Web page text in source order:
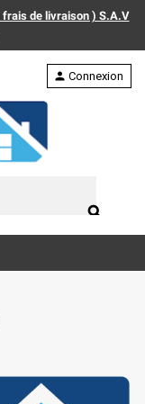
frais de livraison ) S.A.V
search
person Connexion